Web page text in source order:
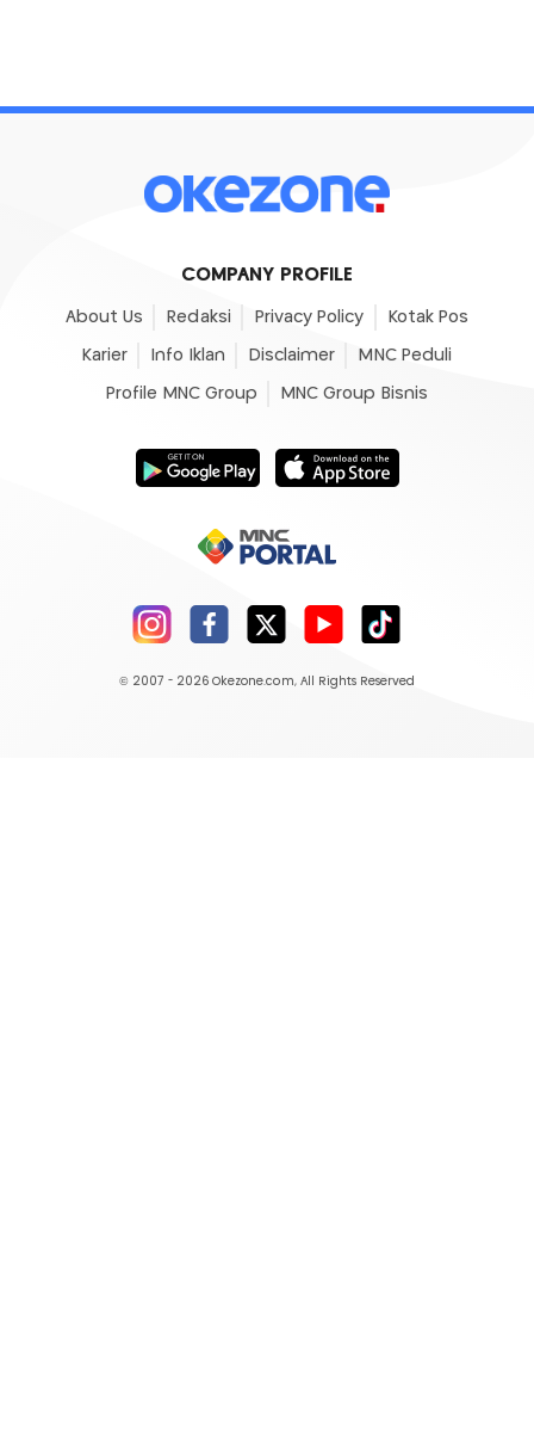
COMPANY PROFILE
About Us Redaksi Privacy Policy Kotak Pos
Karier Info Iklan Disclaimer MNC Peduli
Profile MNC Group MNC Group Bisnis
© 2007 - 2026 Okezone.com, All Rights Reserved